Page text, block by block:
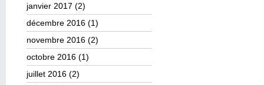
janvier 2017 (2)
décembre 2016 (1)
novembre 2016 (2)
octobre 2016 (1)
juillet 2016 (2)